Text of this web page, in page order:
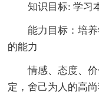
知识目标: 学习本
能力目标：培养
的能力
情感、态度、价
定，舍己为人的高